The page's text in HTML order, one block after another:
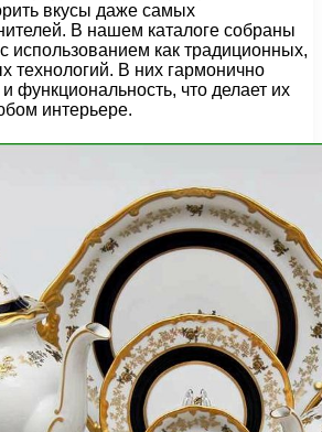
вкусы даже самых
В нашем каталоге собраны
использованием как традиционных,
технологий. В них гармонично
функциональность, что делает их
интерьере.